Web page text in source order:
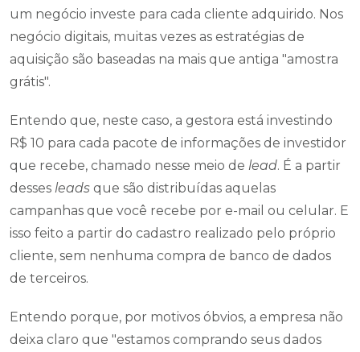
um negócio investe para cada cliente adquirido. Nos
negócio digitais, muitas vezes as estratégias de
aquisição são baseadas na mais que antiga "amostra
grátis".
Entendo que, neste caso, a gestora está investindo
R$ 10 para cada pacote de informações de investidor
que recebe, chamado nesse meio de lead. É a partir
desses leads que são distribuídas aquelas
campanhas que você recebe por e-mail ou celular. E
isso feito a partir do cadastro realizado pelo próprio
cliente, sem nenhuma compra de banco de dados
de terceiros.
Entendo porque, por motivos óbvios, a empresa não
deixa claro que "estamos comprando seus dados